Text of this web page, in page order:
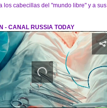
los cabecillas del "mundo libre" y a sus
- CANAL RUSSIA TODAY